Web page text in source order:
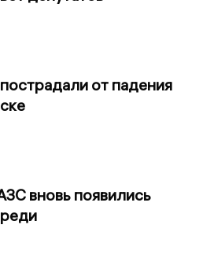
от падения
вновь появились